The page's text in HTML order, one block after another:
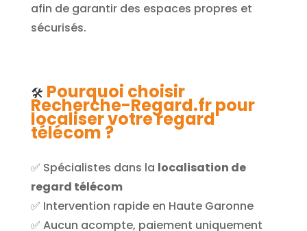
afin de garantir des espaces propres et
sécurisés.
🛠️ Pourquoi choisir
Recherche-Regard.fr pour
localiser votre regard
télécom ?
✅ Spécialistes dans la localisation de
regard télécom
✅ Intervention rapide en Haute Garonne
✅ Aucun acompte, paiement uniquement